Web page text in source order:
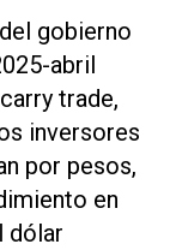
gobierno
abril
carry trade,
inversores
por pesos,
en
dólar